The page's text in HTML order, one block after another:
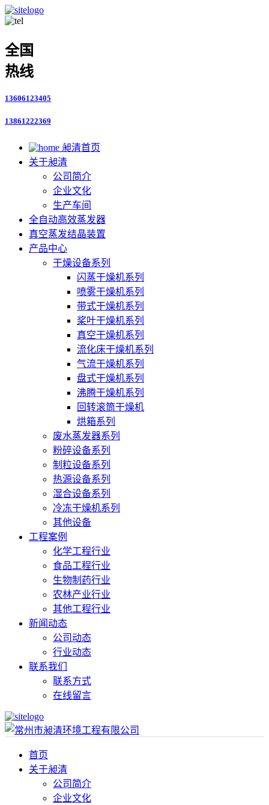
全国
热线
13606123405
13861222369
昶清首页
关于昶清
公司简介
企业文化
生产车间
全自动高效蒸发器
真空蒸发结晶装置
产品中心
干燥设备系列
闪蒸干燥机系列
喷雾干燥机系列
带式干燥机系列
桨叶干燥机系列
真空干燥机系列
流化床干燥机系列
气流干燥机系列
盘式干燥机系列
沸腾干燥机系列
回转滚筒干燥机
烘箱系列
废水蒸发器系列
粉碎设备系列
制粒设备系列
热源设备系列
湿合设备系列
冷冻干燥机系列
其他设备
工程案例
化学工程行业
食品工程行业
生物制药行业
农林产业行业
其他工程行业
新闻动态
公司动态
行业动态
联系我们
联系方式
在线留言
首页
关于昶清
公司简介
企业文化